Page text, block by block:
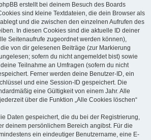
erstellt bei deinem Besuch des Boards
sind kleine Textdateien, die dein Browser als
und die zwischen den einzelnen Aufrufen des
In diesen Cookies sind die aktuelle ID deiner
Seitenaufrufe zugeordnet werden können),
von dir gelesenen Beiträge (zur Markierung
sofern du nicht angemeldet bist) sowie
Teilnahme an Umfragen (sofern du nicht
Ferner werden deine Benutzer-ID, ein
und eine Session-ID gespeichert. Die
eine Gültigkeit von einem Jahr. Alle
über die Funktion „Alle Cookies löschen“
Daten gespeichert, die du bei der Registrierung,
deinem persönlichem Bereich angibst. Für die
ein eindeutiger Benutzername, eine E-